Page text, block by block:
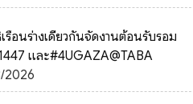
รือนร่างเดียวกันจัดงานต้อนรับรอม
และ#4UGAZA@TABA
2026